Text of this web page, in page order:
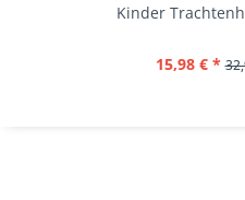
15,98 € *